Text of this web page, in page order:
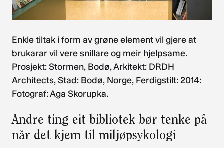
Enkle tiltak i form av grøne element vil gjere at
brukarar vil vere snillare og meir hjelpsame.
Prosjekt: Stormen, Bodø, Arkitekt: DRDH
Architects, Stad: Bodø, Norge, Ferdigstilt: 2014:
Fotograf: Aga Skorupka.
Andre ting eit bibliotek bør tenke på
når det kjem til miljøpsykologi